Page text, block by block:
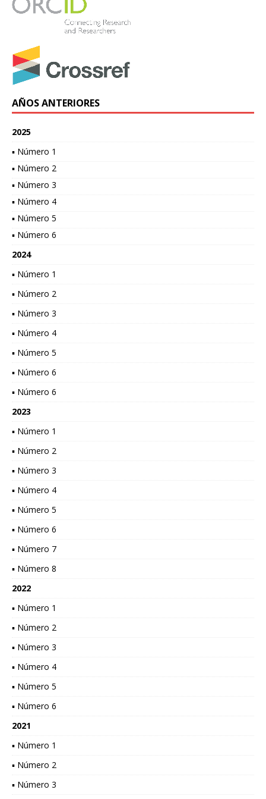
AÑOS ANTERIORES
2025
▪ Número 1
▪ Número 2
▪ Número 3
▪ Número 4
▪ Número 5
▪ Número 6
2024
▪ Número 1
▪ Número 2
▪ Número 3
▪ Número 4
▪ Número 5
▪ Número 6
▪ Número 6
2023
▪ Número 1
▪ Número 2
▪ Número 3
▪ Número 4
▪ Número 5
▪ Número 6
▪ Número 7
▪ Número 8
2022
▪ Número 1
▪ Número 2
▪ Número 3
▪ Número 4
▪ Número 5
▪ Número 6
2021
▪ Número 1
▪ Número 2
▪ Número 3